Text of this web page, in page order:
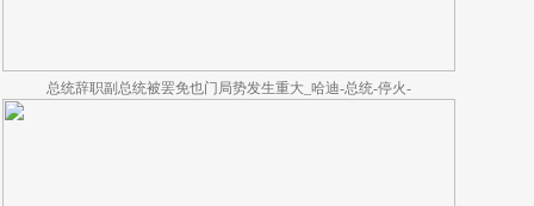
总统辞职副总统被罢免也门局势发生重大_哈迪-总统-停火-